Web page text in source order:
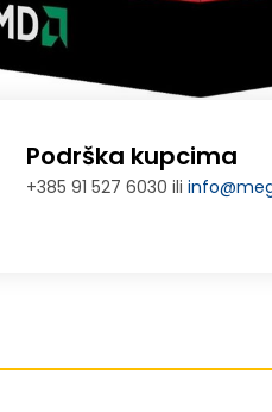
Podrška kupcima
+385 91 527 6030 ili